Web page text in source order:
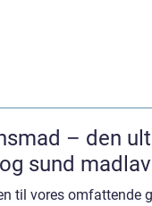
– den
sund
til vores omfattende